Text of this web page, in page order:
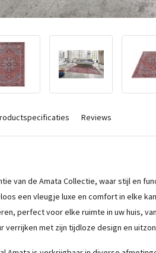
Reviews
van de Amata Collectie, waar stijl en
een vleugje luxe en comfort in elke
perfect voor elke ruimte in uw huis,
verrijken met zijn tijdloze design en